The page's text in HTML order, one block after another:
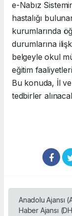
e-Nabız
hastalığı
kurumlarında
durumlarına
belgeyle okul
eğitim
Bu konuda, İl
tedbirler
Anadolu Ajansı
Haber Ajansı